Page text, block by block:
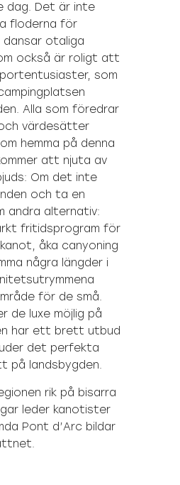
dag. Det är inte
floderna för
otaliga
också är roligt att
som
Alla som föredrar
värdesätter
hemma på denna
att njuta av
Om det inte
och ta en
andra alternativ:
fritidsprogram för
åka canyoning
några längder i
för de små.
de luxe möjlig på
har ett brett utbud
det perfekta
på landsbygden.
rik på bisarra
leder kanotister
Pont d’Arc bildar